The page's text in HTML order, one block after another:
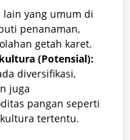
lain yang umum di
penanaman,
getah karet.
(Potensial):
diversifikasi,
juga
pangan seperti
tertentu.